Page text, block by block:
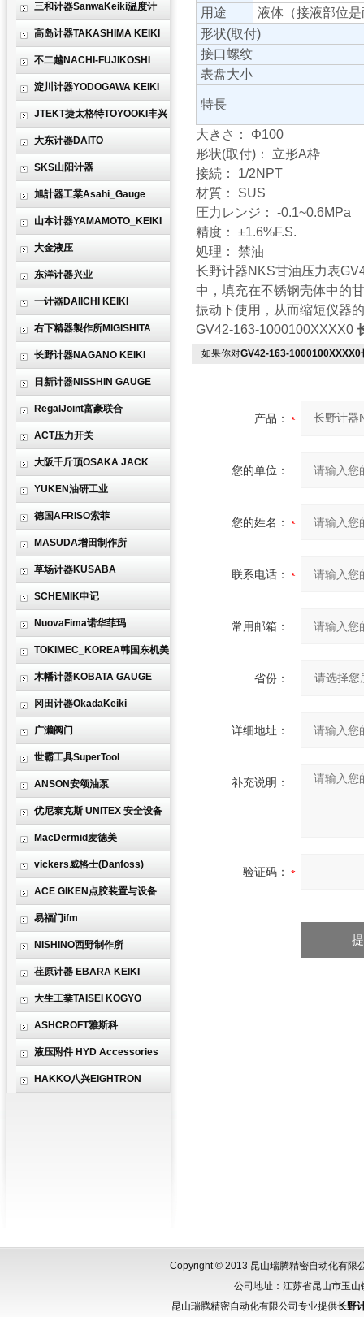
三和计器SanwaKeiki温度计
高岛计器TAKASHIMA KEIKI
不二越NACHI-FUJIKOSHI
淀川计器YODOGAWA KEIKI
JTEKT捷太格特TOYOOKI丰兴
大东计器DAITO
SKS山阳计器
旭計器工業Asahi_Gauge
山本计器YAMAMOTO_KEIKI
大金液压
东洋计器兴业
一计器DAIICHI KEIKI
右下精器製作所MIGISHITA
长野计器NAGANO KEIKI
日新计器NISSHIN GAUGE
RegalJoint富豪联合
ACT压力开关
大阪千斤顶OSAKA JACK
YUKEN油研工业
德国AFRISO索菲
MASUDA增田制作所
草场计器KUSABA
SCHEMIK申记
NuovaFima诺华菲玛
TOKIMEC_KOREA韩国东机美
木幡计器KOBATA GAUGE
冈田计器OkadaKeiki
广濑阀门
世霸工具SuperTool
ANSON安颂油泵
优尼泰克斯 UNITEX 安全设备
MacDermid麦德美
vickers威格士(Danfoss)
ACE GIKEN点胶装置与设备
易福门ifm
NISHINO西野制作所
荏原计器 EBARA KEIKI
大生工業TAISEI KOGYO
ASHCROFT雅斯科
液压附件 HYD Accessories
HAKKO八兴EIGHTRON
用途
液体（接液部位
形状(取付)
接口螺纹
表盘大小
特長
大きさ： Φ100
形状(取付)： 立形A枠
接続： 1/2NPT
材質： SUS
圧力レンジ： -0.1~0.6MPa
精度： ±1.6%F.S.
処理： 禁油
长野计器NKS甘油压力表
中，填充在不锈钢壳体中的
振动下使用，从而缩短仪器
GV42-163-1000100XXXX0
如果你对GV42-163-
产品：
您的单位：
您的姓名：
联系电话：
常用邮箱：
省份：
详细地址：
补充说明：
验证码：
Copyright © 2013 昆山瑞腾精密自动化有限
公司地址：江苏省昆山市玉
昆山瑞腾精密自动化有限公司专业提供长野